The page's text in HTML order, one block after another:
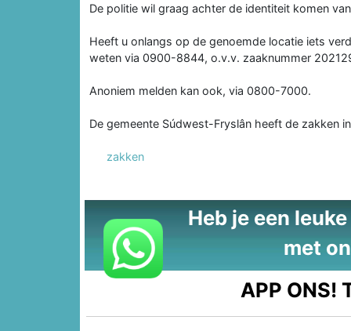
De politie wil graag achter de identiteit komen
Heeft u onlangs op de genoemde locatie iets
weten via 0900-8844, o.v.v. zaaknummer
Anoniem melden kan ook, via 0800-7000.
De gemeente Súdwest-Fryslân heeft de zakken
zakken
Heb je een
met
APP ONS!